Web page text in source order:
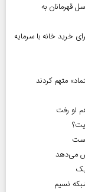
قهرمانان به
خرید خانه با سرمایه
لو رفت
می‌دهد
نسیم